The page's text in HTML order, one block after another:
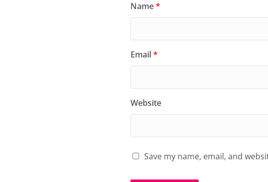
Name*
Email*
Website
Save my name, email, and